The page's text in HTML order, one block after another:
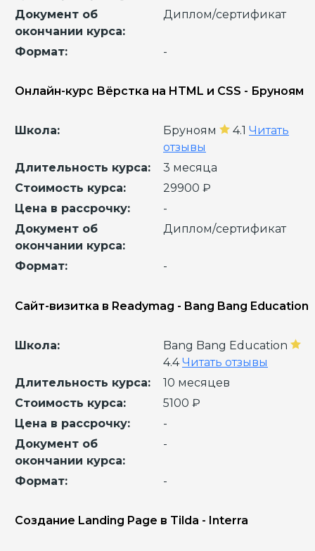
Документ об
окончании курса:
Диплом/сертификат
Формат: -
Онлайн-курс Вёрстка на HTML и CSS - Бруноям
Школа: Бруноям 4.1 Читать
отзывы
Длительность курса:
3 месяца
Стоимость курса:
29900 ₽
Цена в рассрочку:
-
Документ об
окончании курса:
Диплом/сертификат
Формат: -
Сайт-визитка в Readymag - Bang Bang Education
Школа:
Bang Bang Education
4.4Читать отзывы
Длительность курса:
10 месяцев
Стоимость курса:
5100 ₽
Цена в рассрочку:
-
Документ об
окончании курса:
-
Формат: -
Создание Landing Page в Tilda - Interra